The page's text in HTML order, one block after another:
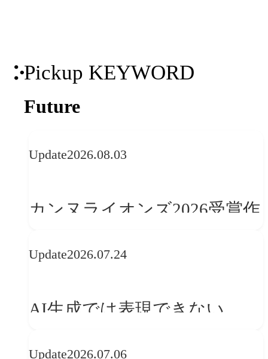
Pickup KEYWORD
Future
Update2026.08.03
カンヌライオンズ2026受賞作
──「優れたブランド体験」
か
Update2026.07.24
AI生成では表現できない
Update2026.07.06